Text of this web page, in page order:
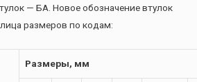
— БА. Новое обозначение втулок
размеров по кодам:
Размеры, мм